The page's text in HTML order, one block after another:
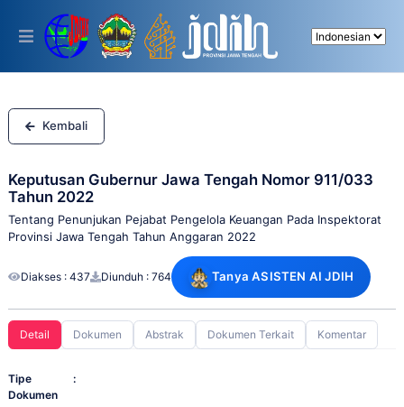
This
includes
accessibility
system.
Kembali
Keputusan Gubernur Jawa Tengah Nomor 911/033
Tahun 2022
Tentang Penunjukan Pejabat Pengelola Keuangan Pada Inspektorat
Provinsi Jawa Tengah Tahun Anggaran 2022
Diakses : 437 Diunduh : 764 Tanya ASISTEN AI JDIH
Detail Dokumen Abstrak Dokumen Terkait Komentar
Tipe
Dokumen
: